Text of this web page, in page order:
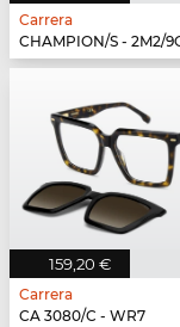
Carrera
CHAMPION/S - 2M2/
159,20 €
Carrera
CA 3080/C - WR7